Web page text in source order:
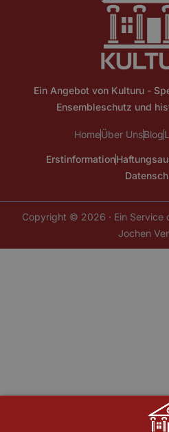
Ein Angebot von Kulturu -
Ensembleschutz und
HomeÜber UnsBlog
Erstinformation
Copyright © 2026 · Ein Service
Jochen